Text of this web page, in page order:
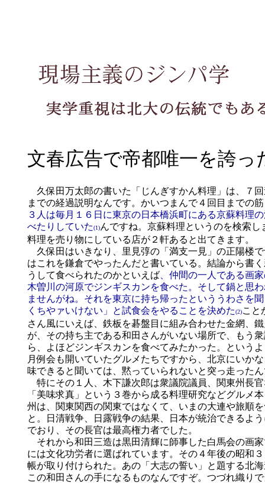
文春広告で帝都唯一を誇っ
久保田万太郎の書いた「じんぎすかん料理」は、７
までの経過説明なんです。かいつまんで４回目までの
３人は毎月１６日に東京の日本橋浜町にある京蘇料理
べたりしていた(1)んですね。京蘇料理というのを検索
料理を売り物にしている店が２軒あると出てきます。
久保田はいきなり、里見弴の「満支一見」の正陽楼
はこれを鎌倉でやったんだと書いている。結論から書
うして食べられたのかといえば 、仲間の一人である画
木曽川の河原でジンギスカンを食べた。そして鍋と思
ませんがね。それを東京に持ち帰ったといううわさを
くちやァいけない」と試食会をやることを決めた(2)こと
さん風にいえば、鉄板を碁盤目に組み合わせた金網、
が、その持ち主である和田さんがいない場所で、もう
ら、よほどジンギスカンを食べてみたかった。という
月例会も開いていたグルメたちですから、北京にいか
味できると聞いては、黙っていられないと突っ走った
特にその１人、木下謙次郎は衆議院議員、関東州長
「美味求真」という３巻から成る料理研究などグルメ
州は、関東関西の関東ではなくて、いまの大連や旅順
と。日清戦争、日露戦争の結果、日本が統治できるよ
でおり、その長官は最高権力者でした。
それから和田三造は黒田清輝に師事した白馬会の画
には文化功労者に選ばれています。その４年後の昭和
帳が取り付けられた。あの「大志の誓い」と題する北
この和田さんの手になるものなんですぞ。つづれ織り